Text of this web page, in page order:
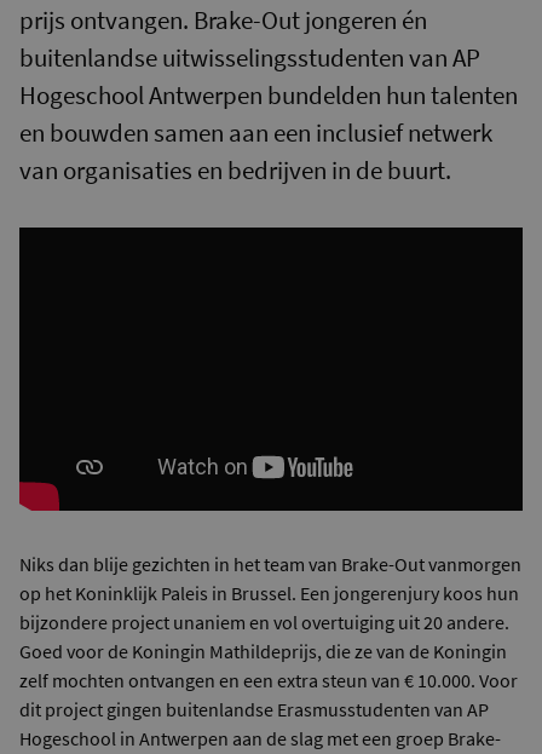
prijs ontvangen. Brake-Out jongeren én
buitenlandse uitwisselingsstudenten van AP
Hogeschool Antwerpen bundelden hun talenten
en bouwden samen aan een inclusief netwerk
van organisaties en bedrijven in de buurt.
Niks dan blije gezichten in het team van Brake-Out vanmorgen
op het Koninklijk Paleis in Brussel. Een jongerenjury koos hun
bijzondere project unaniem en vol overtuiging uit 20 andere.
Goed voor de Koningin Mathildeprijs, die ze van de Koningin
zelf mochten ontvangen en een extra steun van € 10.000. Voor
dit project gingen buitenlandse Erasmusstudenten van AP
Hogeschool in Antwerpen aan de slag met een groep Brake-